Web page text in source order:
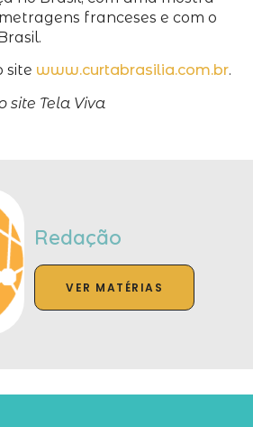
franceses e com o
site www.curtabrasilia.com.br.
site Tela Viva
Redação
VER MATÉRIAS